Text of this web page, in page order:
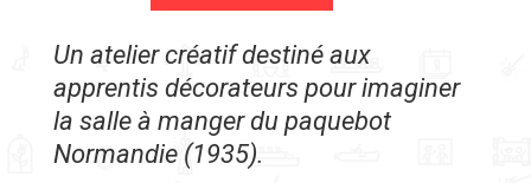
Un atelier créatif destiné aux
apprentis décorateurs pour imaginer
la salle à manger du paquebot
Normandie (1935).